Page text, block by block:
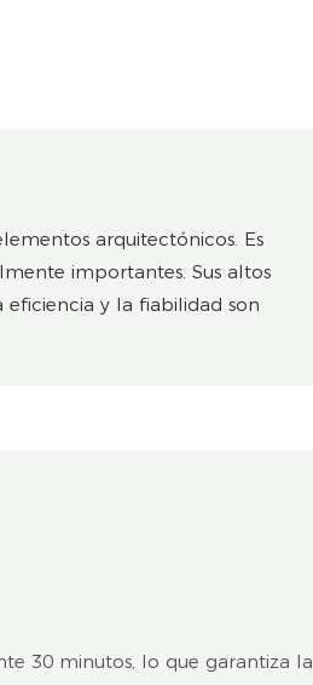
arquitectónicos. Es
importantes. Sus altos
y la fiabilidad son
30 minutos, lo que garantiza la